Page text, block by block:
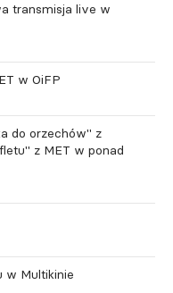
transmisja live w
w OiFP
do orzechów" z
z MET w ponad
w Multikinie